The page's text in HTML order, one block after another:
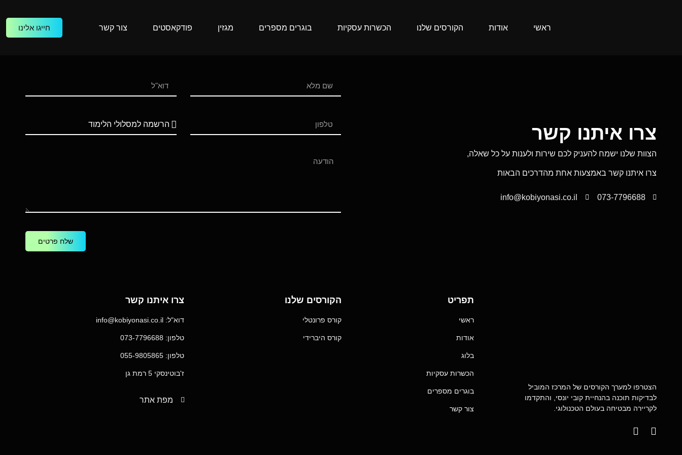
ראשי אודות הקורסים שלנו הכשרות עסקיות בוגרים מספרים מגזין פודקאסטים צור קשר חייגו אלינו
צרו איתנו קשר
הצוות שלנו ישמח להעניק לכם שירות ולענות על כל שאלה,
צרו איתנו קשר באמצעות אחת מהדרכים הבאות
073-7796688
info@kobiyonasi.co.il
שלח פרטים
הצטרפו למערך הקורסים של המרכז המוביל
לבדיקות תוכנה בהנחיית קובי יונסי, והתקדמו
לקריירה מבטיחה בעולם הטכנולוגי.
תפריט
ראשי
אודות
בלוג
הכשרות עסקיות
בוגרים מספרים
צור קשר
הקורסים שלנו
קורס פרונטלי
קורס היברידי
צרו איתנו קשר
דוא"ל: info@kobiyonasi.co.il
טלפון: 073-7796688
טלפון: 055-9805865
ז'בוטינסקי 5 רמת גן
מפת אתר